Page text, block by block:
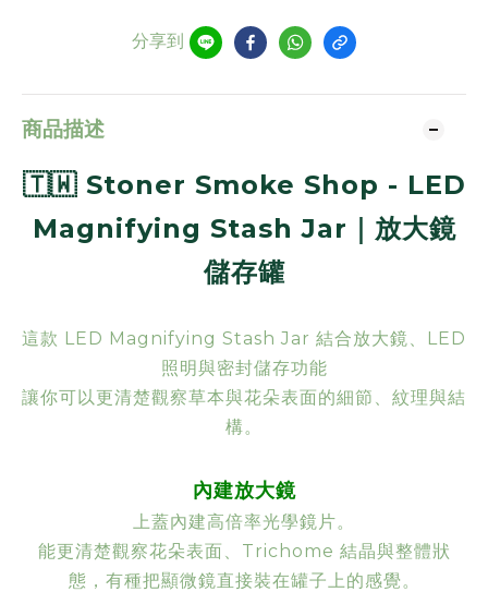
分享到
商品描述
🇹🇼 Stoner Smoke Shop - LED
Magnifying Stash Jar｜放大鏡
儲存罐
這款 LED Magnifying Stash Jar 結合放大鏡、LED
照明與密封儲存功能
讓你可以更清楚觀察草本與花朵表面的細節、紋理與結
構。
內建放大鏡
上蓋內建高倍率光學鏡片。
能更清楚觀察花朵表面、Trichome 結晶與整體狀
態，有種把顯微鏡直接裝在罐子上的感覺。